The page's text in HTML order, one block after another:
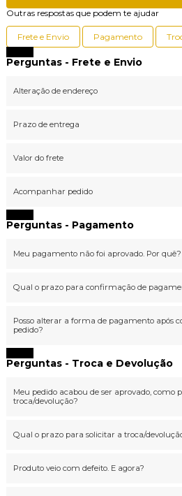
Outras respostas que podem te ajudar
Frete e Envio Pagamento
Perguntas - Frete e Envio
Alteração de endereço
Prazo de entrega
Valor do frete
Acompanhar pedido
Perguntas - Pagamento
Meu pagamento não foi aprovado. Por quê?
Qual o prazo para confirmação de
Posso alterar a forma de pagamento após
pedido?
Perguntas - Troca e Devolução
Meu pedido acabou de ser aprovado, como
troca/devolução?
Qual o prazo para solicitar a troca/
Produto veio com defeito. E agora?